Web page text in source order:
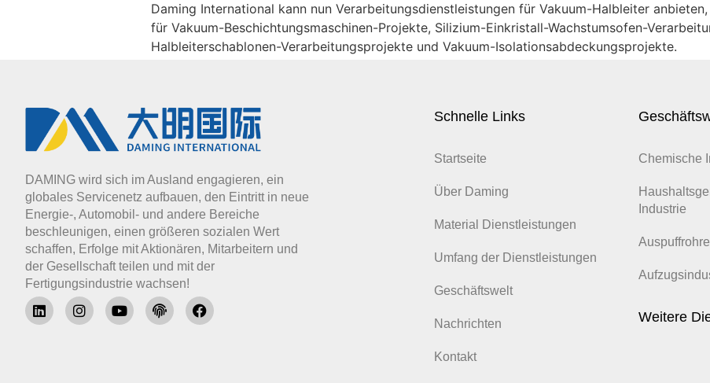
Daming International kann nun Verarbeitungsdienstleistungen für Vakuum-Halbleiter
für Vakuum-Beschichtungsmaschinen-Projekte, Silizium-Einkristall-Wachstumsofen-
Halbleiterschablonen-Verarbeitungsprojekte und Vakuum-Isolationsabdeckungsprojekte.
DAMING wird sich im Ausland engagieren, ein
globales Servicenetz aufbauen, den Eintritt in neue
Energie-, Automobil- und andere Bereiche
beschleunigen, einen größeren sozialen Wert
schaffen, Erfolge mit Aktionären, Mitarbeitern und
der Gesellschaft teilen und mit der
Fertigungsindustrie wachsen!
Schnelle Links
Startseite
Über Daming
Material Dienstleistungen
Umfang der Dienstleistungen
Geschäftswelt
Nachrichten
Kontakt
Chemische
Industrie
Weitere